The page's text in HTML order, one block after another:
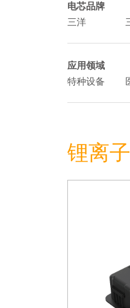
电芯品牌
三洋
应用领域
特种设备
锂离